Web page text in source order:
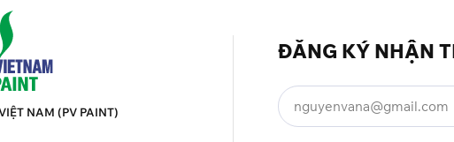
NAM (PV PAINT)
ĐĂNG KÝ NHẬN